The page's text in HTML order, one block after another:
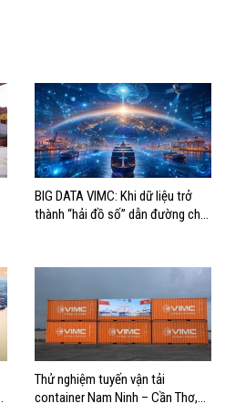
BIG DATA VIMC: Khi dữ liệu trở
thành “hải đồ số” dẫn đường cho
Thử nghiệm tuyến vận tải
container Nam Ninh – Cần Thơ,